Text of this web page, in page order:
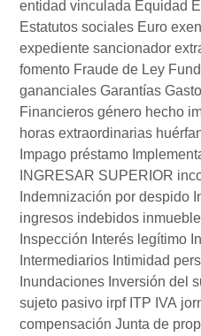
entidad vinculada Equidad
Estatutos sociales Euro
expediente sancionador
fomento Fraude de Ley
gananciales Garantías
Financieros género hecho
horas extraordinarias
Impago préstamo
INGRESAR SUPERIOR
Indemnización por despido
ingresos indebidos inmueble
Inspección Interés legítimo
Intermediarios Intimidad
Inundaciones Inversión del
sujeto pasivo irpf ITP IVA
compensación Junta de